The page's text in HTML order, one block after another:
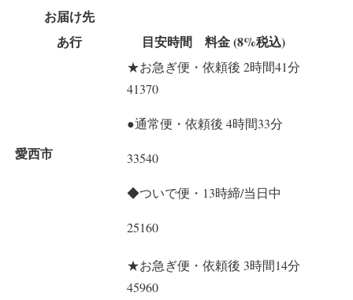
お届け先
あ行
目安時間 料金 (8%税込)
愛西市
★お急ぎ便・依頼後 2時間41分
41370
●通常便・依頼後 4時間33分
33540
◆ついで便・13時締/当日中
25160
★お急ぎ便・依頼後 3時間14分
45960